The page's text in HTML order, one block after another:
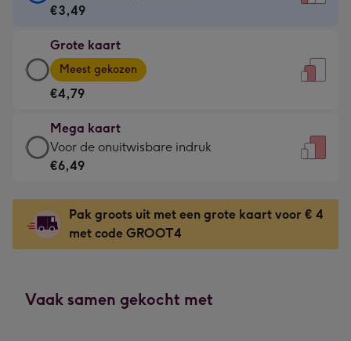
kaart
€3,49
-
Voor
kleine
gelukwens
-
120
x
160
mm
€3,49
Grote kaart
Grote
kaart
-
€4,79
-
Meest
gekozen
Dimensions:
167
x
Meest gekozen
€4,79
Mega kaart
Mega
kaart
€6,49
-
Voor
indruk
Voor de onuitwisbare indruk
€6,49
Pak groots uit met een grote kaart voor € 4
met code GROOT4
Vaak samen gekocht met